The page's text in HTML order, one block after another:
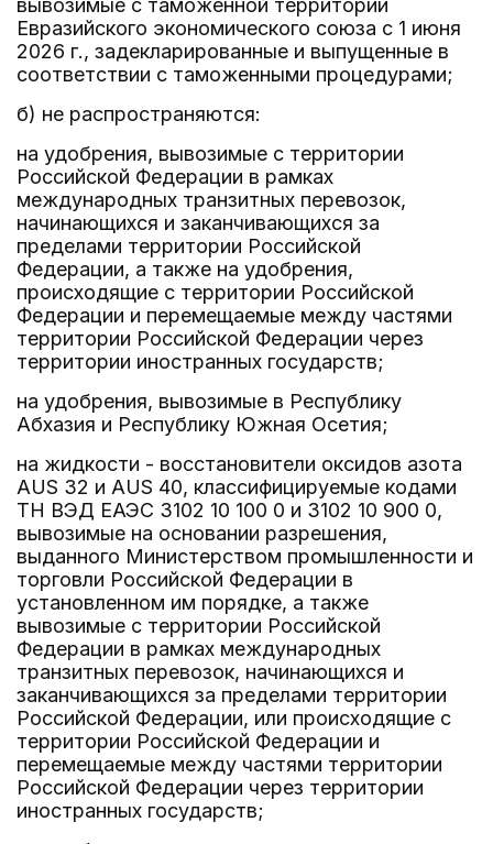
вывозимые с таможенной территории
Евразийского экономического союза с 1 июня
2026 г., задекларированные и выпущенные в
соответствии с таможенными процедурами;
б) не распространяются:
на удобрения, вывозимые с территории
Российской Федерации в рамках
международных транзитных перевозок,
начинающихся и заканчивающихся за
пределами территории Российской
Федерации, а также на удобрения,
происходящие с территории Российской
Федерации и перемещаемые между частями
территории Российской Федерации через
территории иностранных государств;
на удобрения, вывозимые в Республику
Абхазия и Республику Южная Осетия;
на жидкости - восстановители оксидов азота
AUS 32 и AUS 40, классифицируемые кодами
ТН ВЭД ЕАЭС 3102 10 100 0 и 3102 10 900 0,
вывозимые на основании разрешения,
выданного Министерством промышленности и
торговли Российской Федерации в
установленном им порядке, а также
вывозимые с территории Российской
Федерации в рамках международных
транзитных перевозок, начинающихся и
заканчивающихся за пределами территории
Российской Федерации, или происходящие с
территории Российской Федерации и
перемещаемые между частями территории
Российской Федерации через территории
иностранных государств;